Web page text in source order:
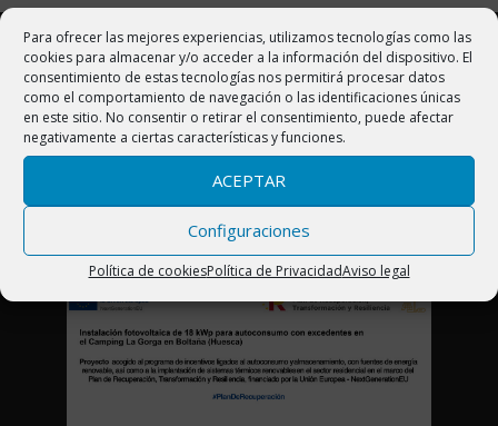
Para ofrecer las mejores experiencias, utilizamos tecnologías como las
cookies para almacenar y/o acceder a la información del dispositivo. El
consentimiento de estas tecnologías nos permitirá procesar datos
como el comportamiento de navegación o las identificaciones únicas
en este sitio. No consentir o retirar el consentimiento, puede afectar
negativamente a ciertas características y funciones.
ACEPTAR
Configuraciones
Política de cookiesPolítica de PrivacidadAviso legal
CAMPING LA GORGA
Ctra. N-260 Km 444. 22340 Boltaña (Huesca)
Pirineo Aragonés (España)
info@campinglagorga.com